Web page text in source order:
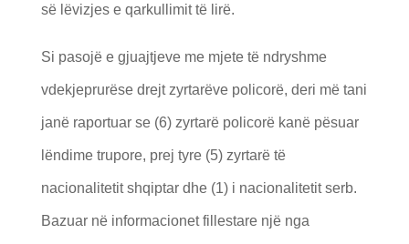
së lëvizjes e qarkullimit të lirë.
Si pasojë e gjuajtjeve me mjete të ndryshme
vdekjeprurëse drejt zyrtarëve policorë, deri më tani
janë raportuar se (6) zyrtarë policorë kanë pësuar
lëndime trupore, prej tyre (5) zyrtarë të
nacionalitetit shqiptar dhe (1) i nacionalitetit serb.
Bazuar në informacionet fillestare një nga